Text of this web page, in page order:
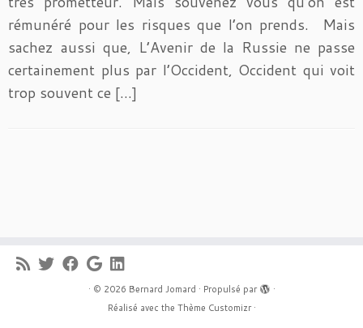
rémunéré pour les risques que l’on prends. Mais
sachez aussi que, L’Avenir de la Russie ne passe
certainement plus par l’Occident, Occident qui voit
trop souvent ce […]
· © 2026 Bernard Jomard · Propulsé par
·
Réalisé avec the Thème Customizr·